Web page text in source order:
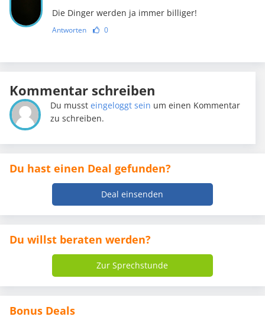
Die Dinger werden ja immer billiger!
Antworten 0
Kommentar schreiben
Du mussteingeloggt sein um einen Kommentar
zu schreiben.
Du hast einen Deal gefunden?
Deal einsenden
Du willst beraten werden?
Zur Sprechstunde
Bonus Deals